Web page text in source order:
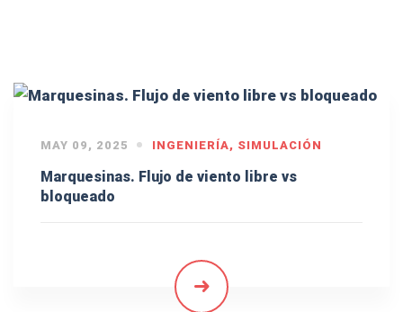
MAY 09, 2025 INGENIERÍA, SIMULACIÓN
Marquesinas. Flujo de viento libre vs
bloqueado